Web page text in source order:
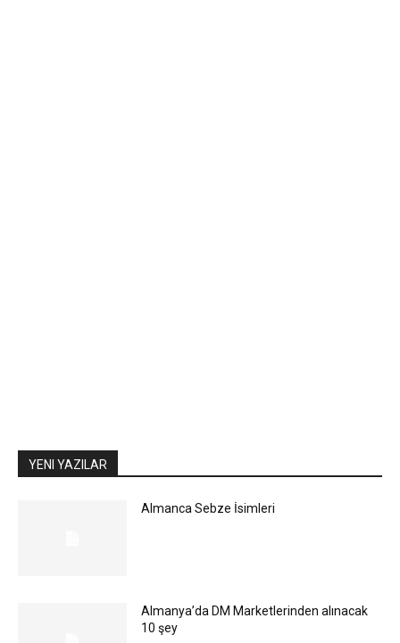
YENI YAZILAR
Almanca Sebze İsimleri
Almanya’da DM Marketlerinden alınacak
10 şey